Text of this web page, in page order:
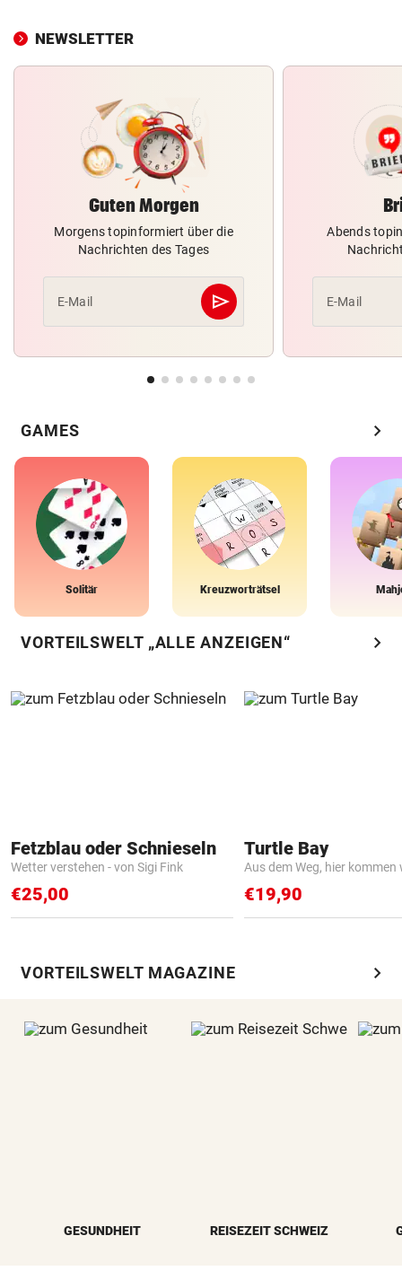
NEWSLETTER
Guten Morgen
Morgens topinformiert über die
Nachrichten des Tages
E-Mail send
Abschicken
Abends
E-Mail
GAMES chevron_right
Solitär Kreuzworträtsel
VORTEILSWELT „ALLE ANZEIGEN“ chevron_right
Fetzblau oder Schnieseln
Wetter verstehen - von Sigi Fink
€25,00
Turtle Bay
Aus dem Weg, hier kommen
€19,90
VORTEILSWELT MAGAZINE chevron_right
GESUNDHEIT REISEZEIT SCHWEIZ